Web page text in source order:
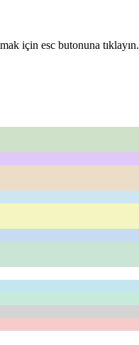
için esc butonuna tıklayın.